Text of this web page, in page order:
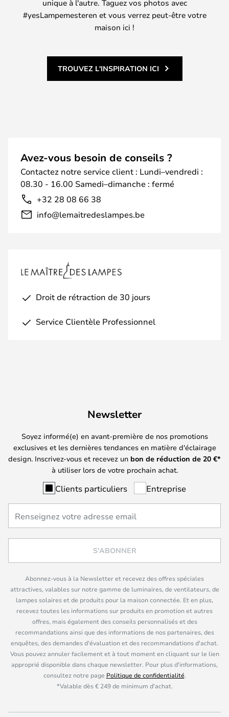
unique à l'autre. Taguez vos photos avec
#yesLampemesteren et vous verrez peut-être votre
maison ici !
TROUVEZ L'INSPIRATION ICI
Avez-vous besoin de conseils ?
Contactez notre service client : Lundi–vendredi :
08.30 - 16.00 Samedi–dimanche : fermé
+32 28 08 66 38
info@lemaitredeslampes.be
Droit de rétraction de 30 jours
Service Clientèle Professionnel
Newsletter
Soyez informé(e) en avant-première de nos promotions
exclusives et les dernières tendances en matière d'éclairage
design. Inscrivez-vous et recevez un bon de réduction de 20 €*
à utiliser lors de votre prochain achat.
Clients particuliers Entreprise
S'ABONNER
Abonnez-vous à la Newsletter et recevez des offres spéciales
attractives, valables sur notre gamme de luminaires, de ventilateurs, de
lampes solaires et de produits pour la maison connectée. Et en plus,
recevez toutes les informations sur produits en promotion et autres
offres, mais également des conseils personnalisés et des
recommandations ainsi que des informations de nos partenaires, des
enquêtes, des demandes d'évaluation et des recommandations d'achat.
Vous pouvez annuler facilement et à tout moment en cliquant sur le lien
approprié disponible dans chaque newsletter. Pour plus d'informations,
consultez notre page Politique de confidentialité.
*Valable dès € 249 de minimum d'achat.